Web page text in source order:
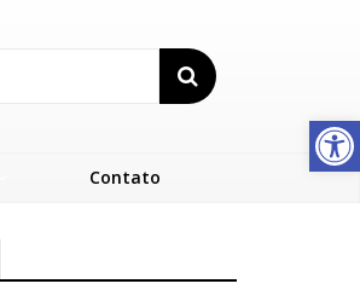
Abrir a barra de ferramentas
Contato